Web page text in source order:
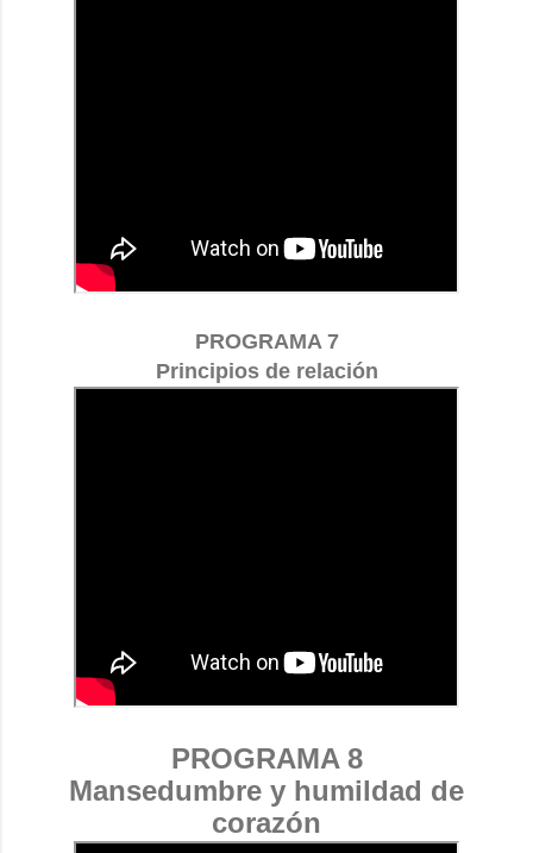
PROGRAMA 7
Principios de relación
PROGRAMA 8
Mansedumbre y humildad de
corazón